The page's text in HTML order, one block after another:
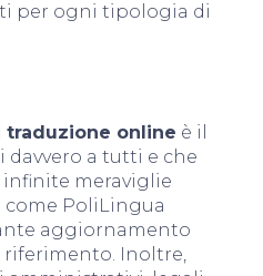
per ogni tipologia di
traduzione online è il
a tutti e che
meraviglie
come PoliLingua
aggiornamento
riferimento. Inoltre,